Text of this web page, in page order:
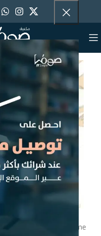
إضغط للتكبير
Home